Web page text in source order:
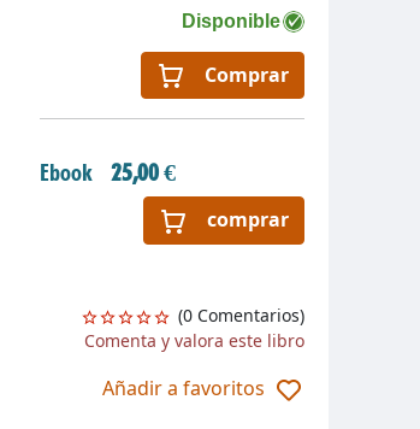
Disponible
Comprar
Ebook 25,00 €
comprar
(0 Comentarios)
Comenta y valora este libro
Añadir a favoritos